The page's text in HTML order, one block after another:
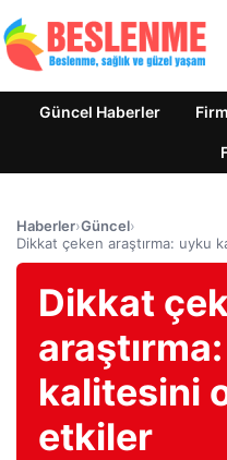
Güncel Haberler
Haberler›Güncel›
Dikkat çeken araştırma: uyku
Dikkat
kalitesini
etkiler